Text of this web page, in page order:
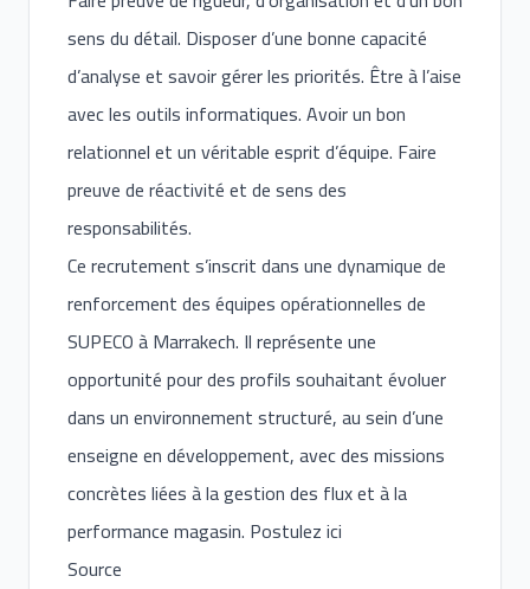
sens du détail. Disposer d’une bonne capacité
d’analyse et savoir gérer les priorités. Être à l’aise
avec les outils informatiques. Avoir un bon
relationnel et un véritable esprit d’équipe. Faire
preuve de réactivité et de sens des
responsabilités.
Ce recrutement s’inscrit dans une dynamique de
renforcement des équipes opérationnelles de
SUPECO à Marrakech. Il représente une
opportunité pour des profils souhaitant évoluer
dans un environnement structuré, au sein d’une
enseigne en développement, avec des missions
concrètes liées à la gestion des flux et à la
performance magasin. Postulez ici
Source